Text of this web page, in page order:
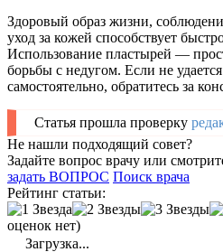
Здоровый образ жизни,
уход за кожей способствует
Использование пластырей —
борьбы с недугом. Если не
самостоятельно, обратитесь за
Статья прошла проверку
Не нашли подходящий совет?
Задайте вопрос врачу или
задать ВОПРОС Поиск врача
Рейтинг статьи:
оценок нет)
Загрузка...